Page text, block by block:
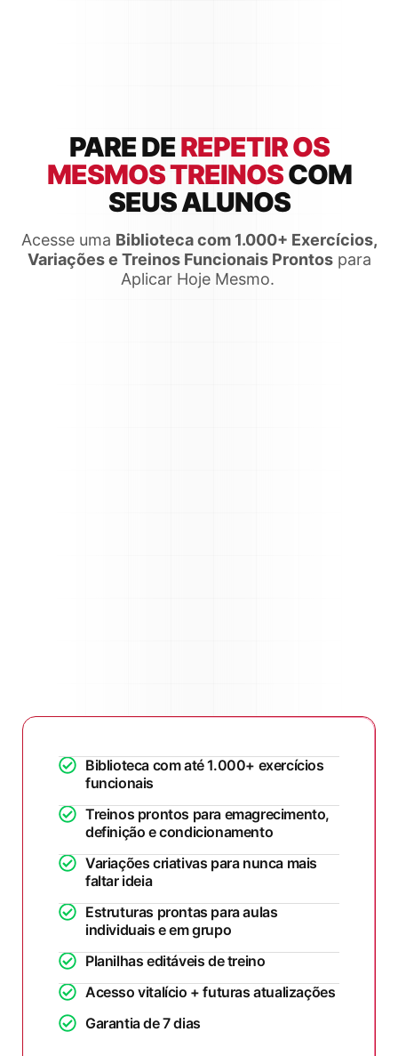
PARE DEREPETIR OS
MESMOS TREINOSCOM
SEUS ALUNOS
Acesse uma Biblioteca com 1.000+ Exercícios,
Variações e Treinos Funcionais Prontospara
Aplicar Hoje Mesmo.
Biblioteca com até 1.000+ exercícios
funcionais
Treinos prontos para emagrecimento,
definição e condicionamento
Variações criativas para nunca mais
faltar ideia
Estruturas prontas para aulas
individuais e em grupo
Planilhas editáveis de treino
Acesso vitalício + futuras atualizações
Garantia de 7 dias